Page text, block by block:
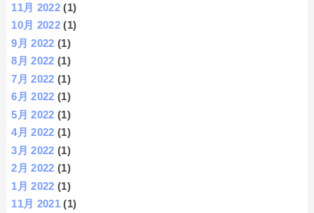
11月 2022 (1)
10月 2022 (1)
9月 2022 (1)
8月 2022 (1)
7月 2022 (1)
6月 2022 (1)
5月 2022 (1)
4月 2022 (1)
3月 2022 (1)
2月 2022 (1)
1月 2022 (1)
11月 2021 (1)